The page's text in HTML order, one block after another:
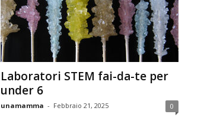
Laboratori STEM fai-da-te per
under 6
unamamma - Febbraio 21, 2025 0